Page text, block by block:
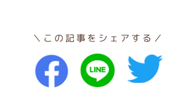
＼この記事をシェアする／